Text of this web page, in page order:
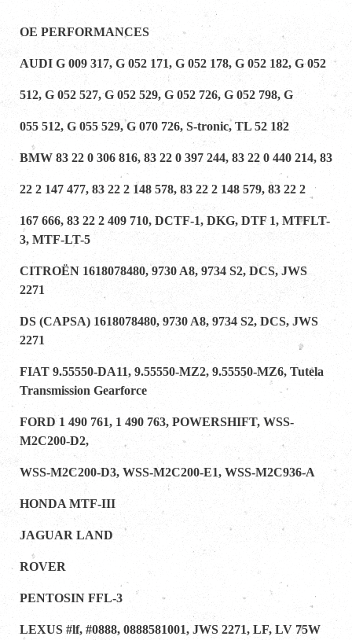
OE PERFORMANCES
AUDI G 009 317, G 052 171, G 052 178, G 052 182, G 052
512, G 052 527, G 052 529, G 052 726, G 052 798, G
055 512, G 055 529, G 070 726, S-tronic, TL 52 182
BMW 83 22 0 306 816, 83 22 0 397 244, 83 22 0 440 214, 83
22 2 147 477, 83 22 2 148 578, 83 22 2 148 579, 83 22 2
167 666, 83 22 2 409 710, DCTF-1, DKG, DTF 1, MTFLT-
3, MTF-LT-5
CITROËN 1618078480, 9730 A8, 9734 S2, DCS, JWS
2271
DS (CAPSA) 1618078480, 9730 A8, 9734 S2, DCS, JWS
2271
FIAT 9.55550-DA11, 9.55550-MZ2, 9.55550-MZ6, Tutela
Transmission Gearforce
FORD 1 490 761, 1 490 763, POWERSHIFT, WSS-
M2C200-D2,
WSS-M2C200-D3, WSS-M2C200-E1, WSS-M2C936-A
HONDA MTF-III
JAGUAR LAND
ROVER
PENTOSIN FFL-3
LEXUS #lf, #0888, 0888581001, JWS 2271, LF, LV 75W